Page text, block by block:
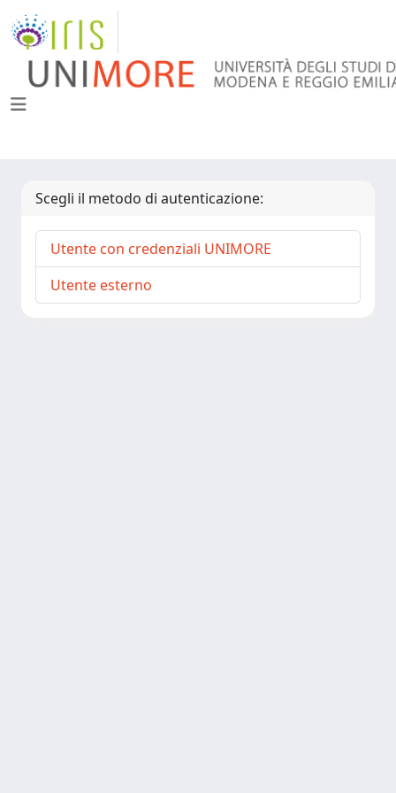
Scegli il metodo di autenticazione:
Utente con credenziali UNIMORE
Utente esterno